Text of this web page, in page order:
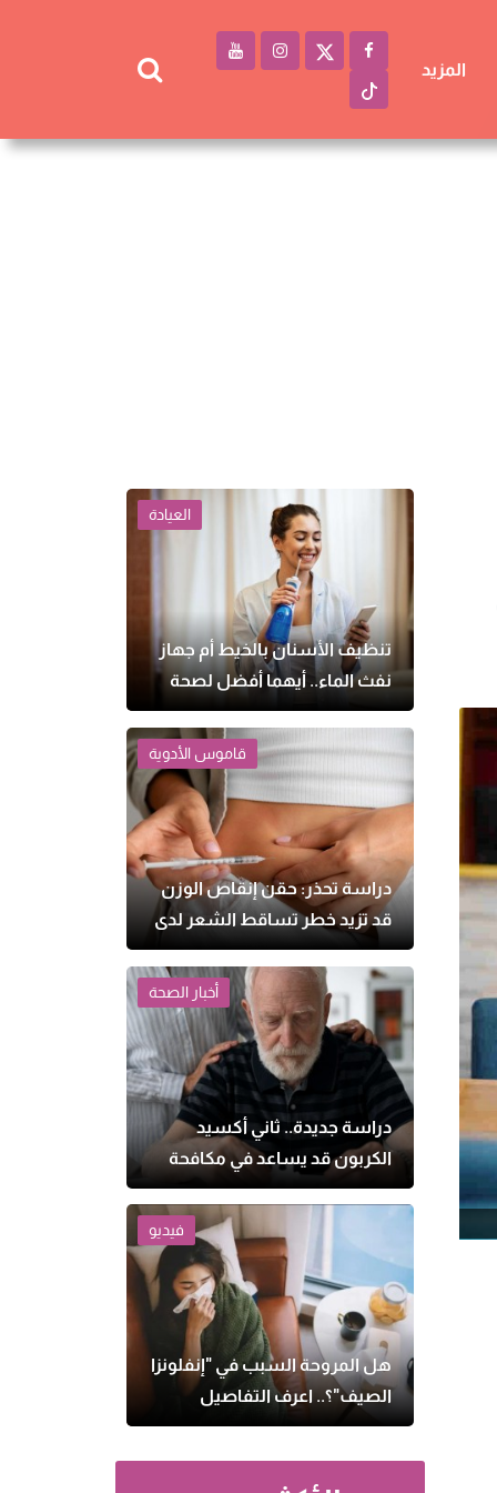
المزيد
العيادة
تنظيف الأسنان بالخيط أم جهاز
نفث الماء.. أيهما أفضل لصحة
اللثة؟
قاموس الأدوية
دراسة تحذر: حقن إنقاص الوزن
قد تزيد خطر تساقط الشعر لدى
النساء
أخبار الصحة
دراسة جديدة.. ثاني أكسيد
الكربون قد يساعد في مكافحة
الزهايمر
فيديو
هل المروحة السبب في "إنفلونزا
الصيف"؟.. اعرف التفاصيل